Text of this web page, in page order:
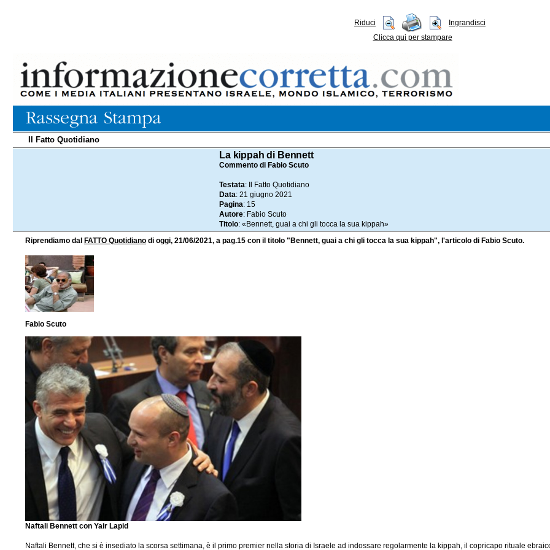
Riduci
Ingrandisci
Clicca qui per stampare
Il Fatto Quotidiano
La kippah di Bennett
Commento di Fabio Scuto
Testata: Il Fatto Quotidiano
Data: 21 giugno 2021
Pagina: 15
Autore: Fabio Scuto
Titolo: «Bennett, guai a chi gli tocca la sua kippah»
Riprendiamo dal FATTO Quotidiano di oggi, 21/06/2021, a pag.15 con il titolo "Bennett, guai a chi gli tocca la sua kippah", l'articolo di Fabio Scuto.
Fabio Scuto
Naftali Bennett con Yair Lapid
Naftali Bennett, che si è insediato la scorsa settimana, è il primo premier nella storia di Israele ad indossare regolarmente la kippah, il copricapo rituale